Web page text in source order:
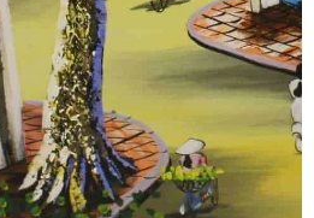
la
et
long
par
une